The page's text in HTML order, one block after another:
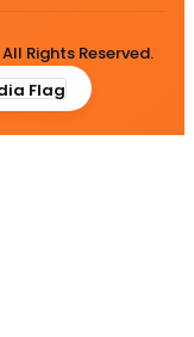
All Rights Reserved.